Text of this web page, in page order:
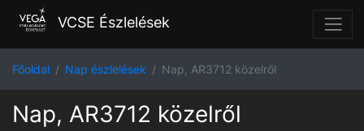
VCSE Észlelések
Főoldal Nap észlelések Nap, AR3712 közelről
Nap, AR3712 közelről